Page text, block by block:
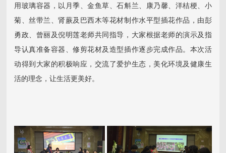
用玻璃容器，以月季、金鱼草、石斛兰、康乃馨、洋桔梗、小
菊、丝带兰、肾蕨及巴西木等花材制作水平型插花作品，由彭
勇政、曾丽及倪明莲老师共同指导，大家根据老师的演示及指
导认真准备容器、修剪花材及造型插作逐步完成作品。本次活
动得到大家的积极响应，交流了爱护生态，美化环境及健康生
活的理念，让生活更美好。